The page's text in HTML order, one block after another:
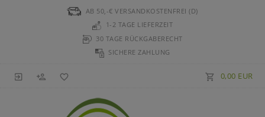
AB 50,-€ VERSANDKOSTENFREI (D)
1-2 TAGE LIEFERZEIT
30 TAGE RÜCKGABERECHT
SICHERE ZAHLUNG
0,00 EUR